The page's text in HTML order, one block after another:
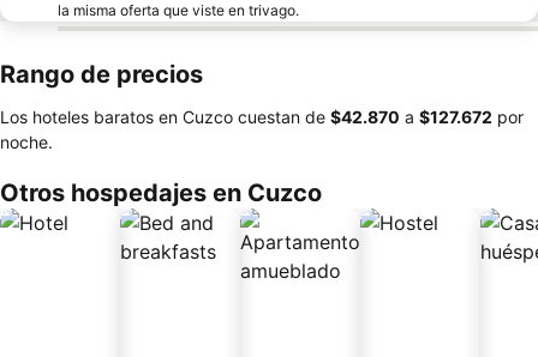
la misma oferta que viste en trivago.
Rango de precios
Los hoteles baratos en Cuzco cuestan de ‎$42.870 a ‎$127.672 por
noche.
Otros hospedajes en Cuzco